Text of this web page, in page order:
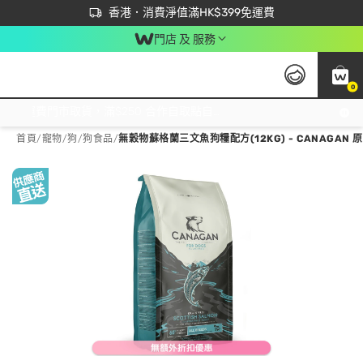
香港．消費淨值滿HK$399免運費
立即成為易賞錢會員盡享獨家優惠
首次APP下單買滿$450 輸入 NEWAPP 即減$50
門店 及 服務
0
首頁/寵物/狗/狗食品/無穀物蘇格蘭三文魚狗糧配方(12KG) - CANAGAN